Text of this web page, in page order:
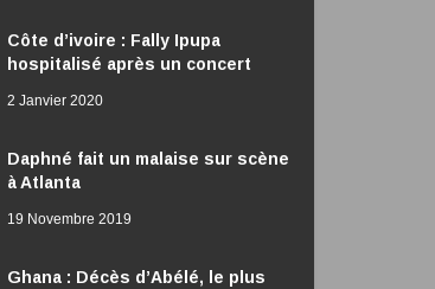
Côte d’ivoire : Fally Ipupa
hospitalisé après un concert
2 Janvier 2020
Daphné fait un malaise sur scène
à Atlanta
19 Novembre 2019
Ghana : Décès d’Abélé, le plus